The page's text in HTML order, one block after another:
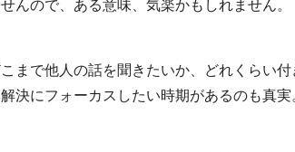
まで他人の話を聞きたいか、どれくらい
にフォーカスしたい時期があるのも真実。